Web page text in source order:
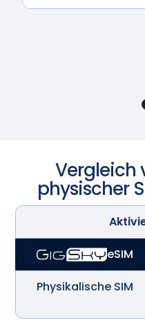
Vergleich
physischer
eSIM
Physikalische SIM